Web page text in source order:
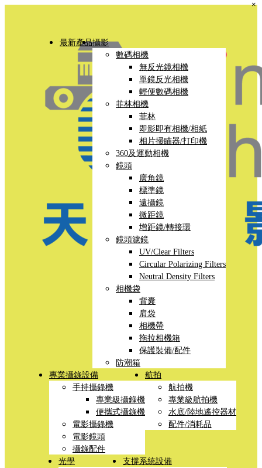
最新產品攝影
數碼相機
無反光鏡相機
單鏡反光相機
輕便數碼相機
菲林相機
菲林
即影即有相機/相紙
相片掃瞄器/打印機
360及運動相機
鏡頭
廣角鏡
標準鏡
遠攝鏡
微距鏡
增距鏡/轉接環
鏡頭濾鏡
UV/Clear Filters
Circular Polarizing Filters
Neutral Density Filters
相機袋
背囊
肩袋
相機帶
拖拉相機箱
保護裝備/配件
防潮箱
專業攝錄設備
手持攝錄機
專業級攝錄機
便攜式攝錄機
電影攝錄機
電影鏡頭
攝錄配件
航拍
航拍機
專業級航拍機
水底/陸地遙控器材
配件/消耗品
光學
支撐系統設備
×